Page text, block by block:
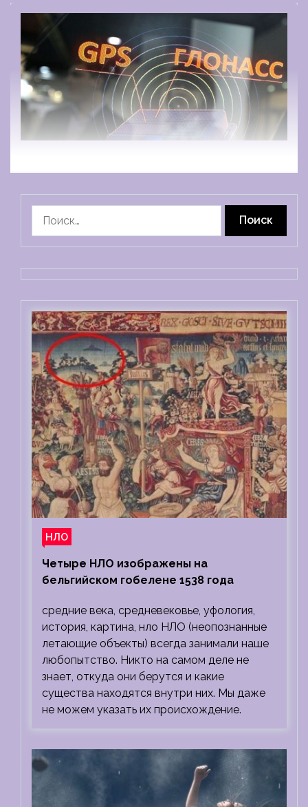
НЛО
Четыре НЛО изображены на
бельгийском гобелене 1538 года
средние века, средневековье, уфология,
история, картина, нло НЛО (неопознанные
летающие объекты) всегда занимали наше
любопытство. Никто на самом деле не
знает, откуда они берутся и какие
существа находятся внутри них. Мы даже
не можем указать их происхождение.